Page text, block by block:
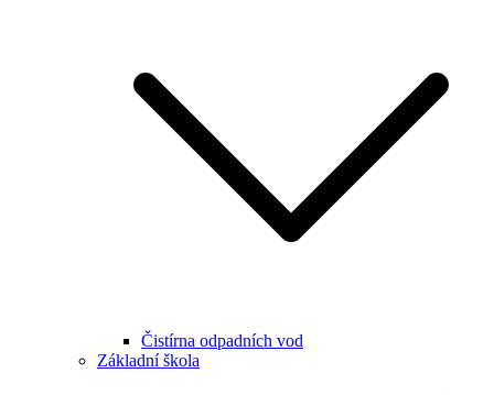
Čistírna odpadních vod
Základní škola